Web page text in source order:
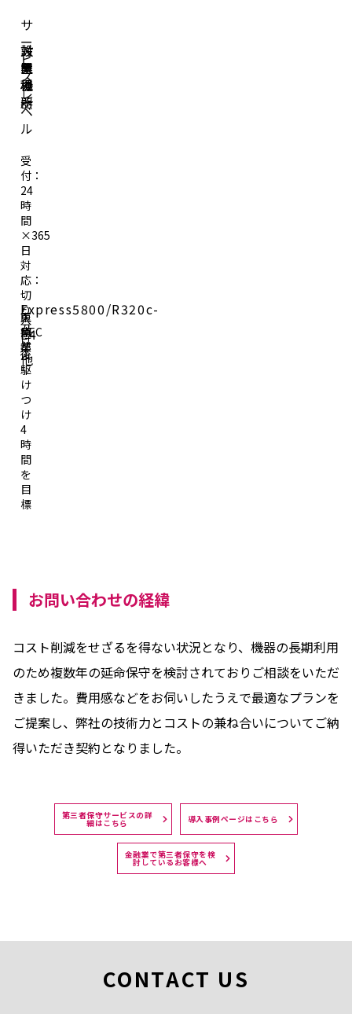
業
種
設
置
場
所
サ
ー
ビ
ス
レ
ベ
ル
メ
ー
カ
ー
対
象
機
器
医
療
業
東
京
都
受
付：
24
時
間
×365
日
対
応：
切
り
分
け
後
駆
け
つ
け
4
時
間
を
目
標
NEC
Express5800/R320c-
E4
他
お問い合わせの経緯
コスト削減をせざるを得ない状況となり、機器の長期利用
のため複数年の延命保守を検討されておりご相談をいただ
きました。費用感などをお伺いしたうえで最適なプランを
ご提案し、弊社の技術力とコストの兼ね合いについてご納
得いただき契約となりました。
第三者保守サービスの詳
細はこちら 導入事例ページはこちら
金融業で第三者保守を検
討しているお客様へ
CONTACT US